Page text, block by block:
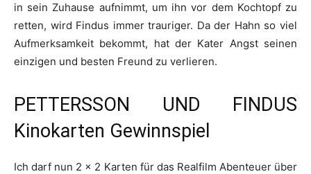
in sein Zuhause aufnimmt, um ihn vor dem Kochtopf zu
retten, wird Findus immer trauriger. Da der Hahn so viel
Aufmerksamkeit bekommt, hat der Kater Angst seinen
einzigen und besten Freund zu verlieren.
PETTERSSON UND FINDUS
Kinokarten Gewinnspiel
Ich darf nun 2 x 2 Karten für das Realfilm Abenteuer über